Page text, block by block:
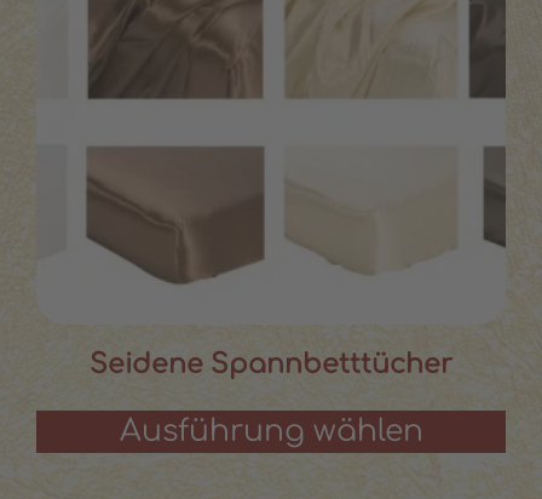
Seidene Spannbetttücher
Ausführung wählen